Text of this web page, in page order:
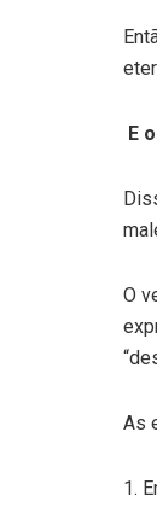
E
O
As
1.